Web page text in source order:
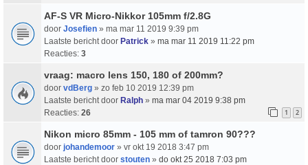
AF-S VR Micro-Nikkor 105mm f/2.8G
door Josefien » ma mar 11 2019 9:39 pm
Laatste bericht door Patrick » ma mar 11 2019 11:22 pm
Reacties: 3
vraag: macro lens 150, 180 of 200mm?
door vdBerg » zo feb 10 2019 12:39 pm
Laatste bericht door Ralph » ma mar 04 2019 9:38 pm
Reacties: 26 1 2
Nikon micro 85mm - 105 mm of tamron 90???
door johandemoor » vr okt 19 2018 3:47 pm
Laatste bericht door stouten » do okt 25 2018 7:03 pm